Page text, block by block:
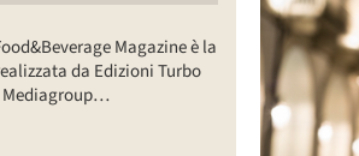
Magazine è la
da Edizioni Turbo
Mediagroup…